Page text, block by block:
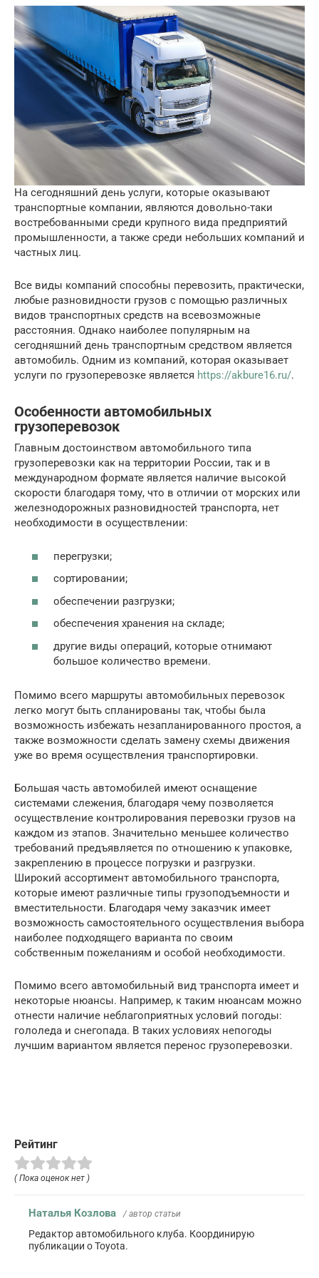
На сегодняшний день услуги, которые оказывают
транспортные компании, являются довольно-таки
востребованными среди крупного вида предприятий
промышленности, а также среди небольших компаний и
частных лиц.
Все виды компаний способны перевозить, практически,
любые разновидности грузов с помощью различных
видов транспортных средств на всевозможные
расстояния. Однако наиболее популярным на
сегодняшний день транспортным средством является
автомобиль. Одним из компаний, которая оказывает
услуги по грузоперевозке является https://akbure16.ru/.
Особенности автомобильных
грузоперевозок
Главным достоинством автомобильного типа
грузоперевозки как на территории России, так и в
международном формате является наличие высокой
скорости благодаря тому, что в отличии от морских или
железнодорожных разновидностей транспорта, нет
необходимости в осуществлении:
перегрузки;
сортировании;
обеспечении разгрузки;
обеспечения хранения на складе;
другие виды операций, которые отнимают
большое количество времени.
Помимо всего маршруты автомобильных перевозок
легко могут быть спланированы так, чтобы была
возможность избежать незапланированного простоя, а
также возможности сделать замену схемы движения
уже во время осуществления транспортировки.
Большая часть автомобилей имеют оснащение
системами слежения, благодаря чему позволяется
осуществление контролирования перевозки грузов на
каждом из этапов. Значительно меньшее количество
требований предъявляется по отношению к упаковке,
закреплению в процессе погрузки и разгрузки.
Широкий ассортимент автомобильного транспорта,
которые имеют различные типы грузоподъемности и
вместительности. Благодаря чему заказчик имеет
возможность самостоятельного осуществления выбора
наиболее подходящего варианта по своим
собственным пожеланиям и особой необходимости.
Помимо всего автомобильный вид транспорта имеет и
некоторые нюансы. Например, к таким нюансам можно
отнести наличие неблагоприятных условий погоды:
гололеда и снегопада. В таких условиях непогоды
лучшим вариантом является перенос грузоперевозки.
Рейтинг
( Пока оценок нет )
Наталья Козлова / автор статьи
Редактор автомобильного клуба. Координирую
публикации о Toyota.